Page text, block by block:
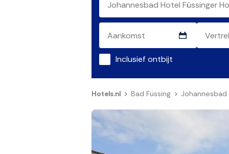
Inclusief ontbijt
Hotels.nl Bad Füssing Johannesbad